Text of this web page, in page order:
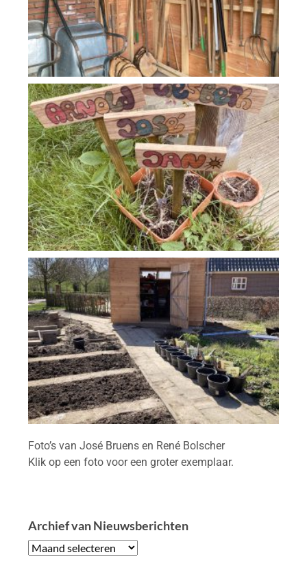
Foto’s van José Bruens en René Bolscher
Klik op een foto voor een groter exemplaar.
Archief van Nieuwsberichten